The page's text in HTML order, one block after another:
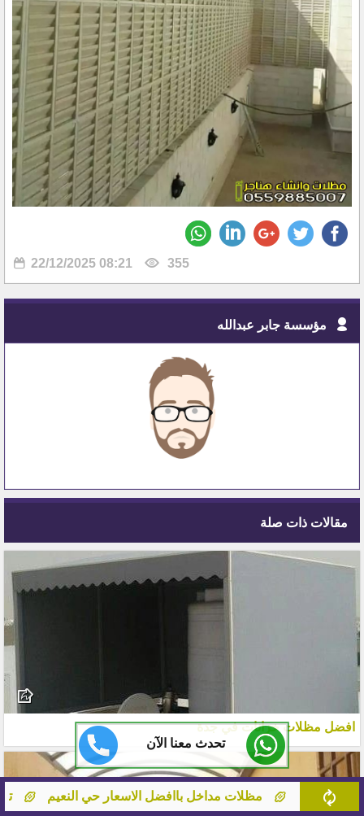
تحدث معنا الآن
الاسعار حي النعيم تركيب صيانة سواتر حي الفيصلية جدة
22/12/2025 08:21 355
مؤسسة جابر عبدالله
مقالات ذات صلة
افضل مظلات خزانات في جدة